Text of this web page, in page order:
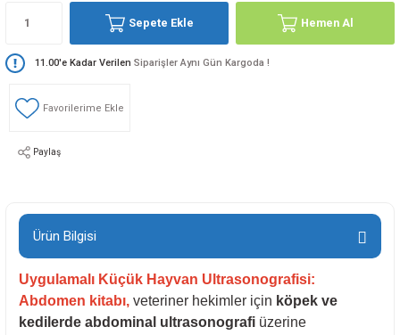
Sepete Ekle Hemen Al
11.00'e Kadar Verilen Siparişler Aynı Gün Kargoda !
Paylaş
Ürün Bilgisi
Uygulamalı Küçük Hayvan Ultrasonografisi:
Abdomen kitabı, veteriner hekimler için köpek ve
kedilerde abdominal ultrasonografi üzerine